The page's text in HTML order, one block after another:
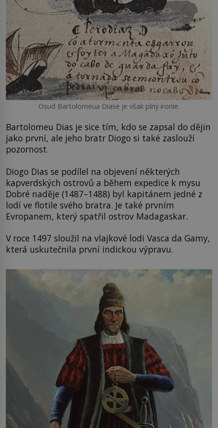
Osud Bartolomeua Diase je však plný ironie.
Bartolomeu Dias je sice tím, kdo se zapsal do dějin
jako první, ale jeho bratr Diogo si také zaslouží
pozornost.
Diogo Dias se podílel na objevení některých
kapverdských ostrovů a během expedice k mysu
Dobré naděje (1487–1488) byl kapitánem jedné z
lodí ve flotile svého bratra. Je také prvním
Evropanem, který spatřil ostrov Madagaskar.
V roce 1497 sloužil na vlajkové lodi Vasca da Gamy,
která uskutečnila první indickou výpravu.